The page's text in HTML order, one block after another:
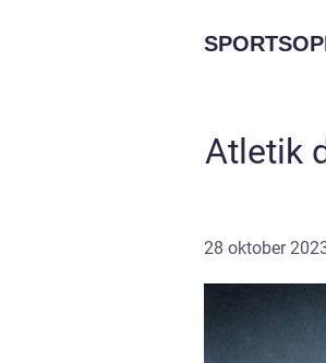
Atletik
28 oktober